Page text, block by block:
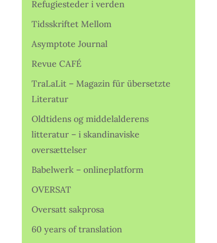
Refugiesteder i verden
Tidsskriftet Mellom
Asymptote Journal
Revue CAFÉ
TraLaLit – Magazin für übersetzte
Literatur
Oldtidens og middelalderens
litteratur – i skandinaviske
oversættelser
Babelwerk – onlineplatform
OVERSAT
Oversatt sakprosa
60 years of translation